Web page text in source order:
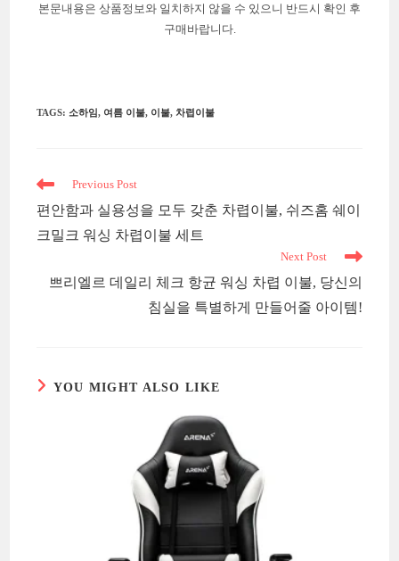
본문내용은 상품정보와 일치하지 않을 수 있으니 반드시 확인 후
구매바랍니다.
TAGS: 소하임, 여름 이불, 이불, 차렵이불
Read
articles
Previous Post
편안함과 실용성을 모두 갖춘 차렵이불, 쉬즈홈 쉐이
크밀크 워싱 차렵이불 세트
Next Post
쁘리엘르 데일리 체크 항균 워싱 차렵 이불, 당신의
침실을 특별하게 만들어줄 아이템!
YOU MIGHT ALSO LIKE